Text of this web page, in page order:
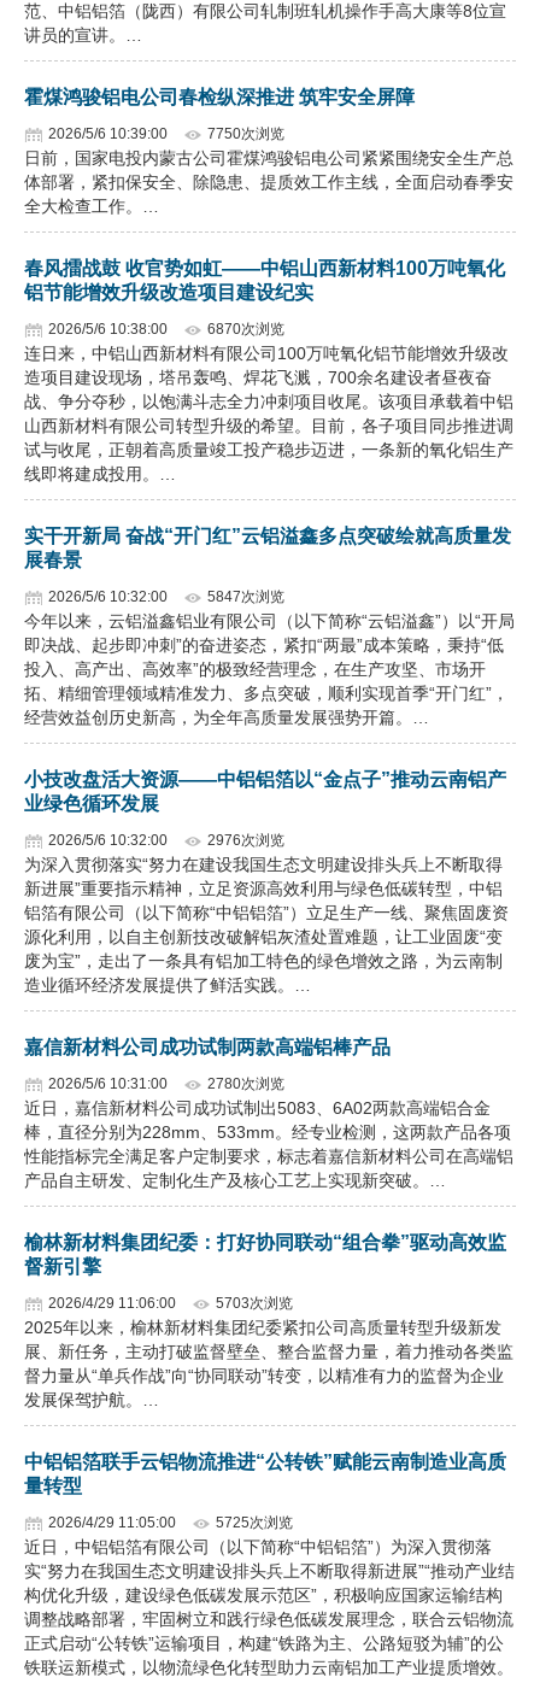
范、中铝铝箔（陇西）有限公司轧制班轧机操作手高大康等8位宣
讲员的宣讲。…
霍煤鸿骏铝电公司春检纵深推进 筑牢安全屏障
2026/5/6 10:39:00 7750次浏览
日前，国家电投内蒙古公司霍煤鸿骏铝电公司紧紧围绕安全生产总
体部署，紧扣保安全、除隐患、提质效工作主线，全面启动春季安
全大检查工作。…
春风擂战鼓 收官势如虹——中铝山西新材料100万吨氧化
铝节能增效升级改造项目建设纪实
2026/5/6 10:38:00 6870次浏览
连日来，中铝山西新材料有限公司100万吨氧化铝节能增效升级改
造项目建设现场，塔吊轰鸣、焊花飞溅，700余名建设者昼夜奋
战、争分夺秒，以饱满斗志全力冲刺项目收尾。该项目承载着中铝
山西新材料有限公司转型升级的希望。目前，各子项目同步推进调
试与收尾，正朝着高质量竣工投产稳步迈进，一条新的氧化铝生产
线即将建成投用。…
实干开新局 奋战“开门红”云铝溢鑫多点突破绘就高质量发
展春景
2026/5/6 10:32:00 5847次浏览
今年以来，云铝溢鑫铝业有限公司（以下简称“云铝溢鑫”）以“开局
即决战、起步即冲刺”的奋进姿态，紧扣“两最”成本策略，秉持“低
投入、高产出、高效率”的极致经营理念，在生产攻坚、市场开
拓、精细管理领域精准发力、多点突破，顺利实现首季“开门红”，
经营效益创历史新高，为全年高质量发展强势开篇。…
小技改盘活大资源——中铝铝箔以“金点子”推动云南铝产
业绿色循环发展
2026/5/6 10:32:00 2976次浏览
为深入贯彻落实“努力在建设我国生态文明建设排头兵上不断取得
新进展”重要指示精神，立足资源高效利用与绿色低碳转型，中铝
铝箔有限公司（以下简称“中铝铝箔”）立足生产一线、聚焦固废资
源化利用，以自主创新技改破解铝灰渣处置难题，让工业固废“变
废为宝”，走出了一条具有铝加工特色的绿色增效之路，为云南制
造业循环经济发展提供了鲜活实践。…
嘉信新材料公司成功试制两款高端铝棒产品
2026/5/6 10:31:00 2780次浏览
近日，嘉信新材料公司成功试制出5083、6A02两款高端铝合金
棒，直径分别为228mm、533mm。经专业检测，这两款产品各项
性能指标完全满足客户定制要求，标志着嘉信新材料公司在高端铝
产品自主研发、定制化生产及核心工艺上实现新突破。…
榆林新材料集团纪委：打好协同联动“组合拳”驱动高效监
督新引擎
2026/4/29 11:06:00 5703次浏览
2025年以来，榆林新材料集团纪委紧扣公司高质量转型升级新发
展、新任务，主动打破监督壁垒、整合监督力量，着力推动各类监
督力量从“单兵作战”向“协同联动”转变，以精准有力的监督为企业
发展保驾护航。…
中铝铝箔联手云铝物流推进“公转铁”赋能云南制造业高质
量转型
2026/4/29 11:05:00 5725次浏览
近日，中铝铝箔有限公司（以下简称“中铝铝箔”）为深入贯彻落
实“努力在我国生态文明建设排头兵上不断取得新进展”“推动产业结
构优化升级，建设绿色低碳发展示范区”，积极响应国家运输结构
调整战略部署，牢固树立和践行绿色低碳发展理念，联合云铝物流
正式启动“公转铁”运输项目，构建“铁路为主、公路短驳为辅”的公
铁联运新模式，以物流绿色化转型助力云南铝加工产业提质增效。